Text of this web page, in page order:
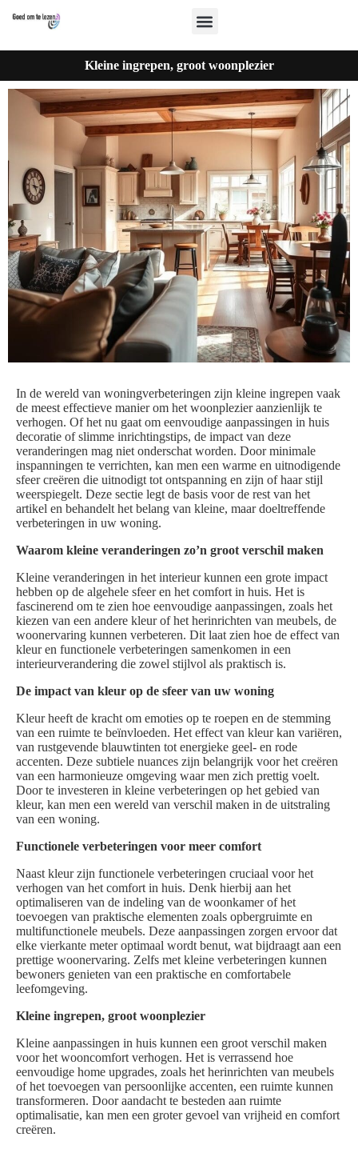
Kleine ingrepen, groot woonplezier
In de wereld van woningverbeteringen zijn kleine ingrepen vaak
de meest effectieve manier om het woonplezier aanzienlijk te
verhogen. Of het nu gaat om eenvoudige aanpassingen in huis
decoratie of slimme inrichtingstips, de impact van deze
veranderingen mag niet onderschat worden. Door minimale
inspanningen te verrichten, kan men een warme en uitnodigende
sfeer creëren die uitnodigt tot ontspanning en zijn of haar stijl
weerspiegelt. Deze sectie legt de basis voor de rest van het
artikel en behandelt het belang van kleine, maar doeltreffende
verbeteringen in uw woning.
Waarom kleine veranderingen zo’n groot verschil maken
Kleine veranderingen in het interieur kunnen een grote impact
hebben op de algehele sfeer en het comfort in huis. Het is
fascinerend om te zien hoe eenvoudige aanpassingen, zoals het
kiezen van een andere kleur of het herinrichten van meubels, de
woonervaring kunnen verbeteren. Dit laat zien hoe de effect van
kleur en functionele verbeteringen samenkomen in een
interieurverandering die zowel stijlvol als praktisch is.
De impact van kleur op de sfeer van uw woning
Kleur heeft de kracht om emoties op te roepen en de stemming
van een ruimte te beïnvloeden. Het effect van kleur kan variëren,
van rustgevende blauwtinten tot energieke geel- en rode
accenten. Deze subtiele nuances zijn belangrijk voor het creëren
van een harmonieuze omgeving waar men zich prettig voelt.
Door te investeren in kleine verbeteringen op het gebied van
kleur, kan men een wereld van verschil maken in de uitstraling
van een woning.
Functionele verbeteringen voor meer comfort
Naast kleur zijn functionele verbeteringen cruciaal voor het
verhogen van het comfort in huis. Denk hierbij aan het
optimaliseren van de indeling van de woonkamer of het
toevoegen van praktische elementen zoals opbergruimte en
multifunctionele meubels. Deze aanpassingen zorgen ervoor dat
elke vierkante meter optimaal wordt benut, wat bijdraagt aan een
prettige woonervaring. Zelfs met kleine verbeteringen kunnen
bewoners genieten van een praktische en comfortabele
leefomgeving.
Kleine ingrepen, groot woonplezier
Kleine aanpassingen in huis kunnen een groot verschil maken
voor het wooncomfort verhogen. Het is verrassend hoe
eenvoudige home upgrades, zoals het herinrichten van meubels
of het toevoegen van persoonlijke accenten, een ruimte kunnen
transformeren. Door aandacht te besteden aan ruimte
optimalisatie, kan men een groter gevoel van vrijheid en comfort
creëren.